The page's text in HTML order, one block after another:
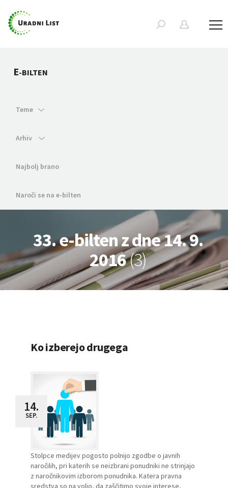
E-BILTEN
Teme
Arhiv
Najbolj brano
Naroči se na e-bilten
33. e-bilten z dne 14. 9.
2016(3)
Ko izberejo drugega
14.
SEP.
Stolpce medijev pogosto polnijo zgodbe o javnih
naročilih, pri katerih se neizbrani ponudniki ne strinjajo
z naročnikovim izborom ponudnika. Katera pravna
sredstva so na voljo, da zaščitimo svoje interese,